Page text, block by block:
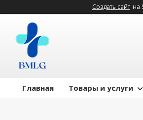
Создать сайт на
Главная Товары и услуги